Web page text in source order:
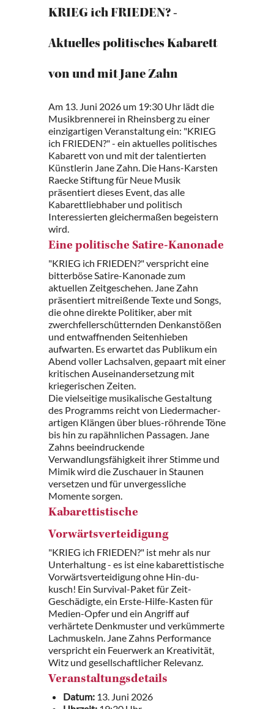
KRIEG ich FRIEDEN? -
Aktuelles politisches Kabarett
von und mit Jane Zahn
Am 13. Juni 2026 um 19:30 Uhr lädt die
Musikbrennerei in Rheinsberg zu einer
einzigartigen Veranstaltung ein: "KRIEG
ich FRIEDEN?" - ein aktuelles politisches
Kabarett von und mit der talentierten
Künstlerin Jane Zahn. Die Hans-Karsten
Raecke Stiftung für Neue Musik
präsentiert dieses Event, das alle
Kabarettliebhaber und politisch
Interessierten gleichermaßen begeistern
wird.
Eine politische Satire-Kanonade
"KRIEG ich FRIEDEN?" verspricht eine
bitterböse Satire-Kanonade zum
aktuellen Zeitgeschehen. Jane Zahn
präsentiert mitreißende Texte und Songs,
die ohne direkte Politiker, aber mit
zwerchfellerschütternden Denkanstößen
und entwaffnenden Seitenhieben
aufwarten. Es erwartet das Publikum ein
Abend voller Lachsalven, gepaart mit einer
kritischen Auseinandersetzung mit
kriegerischen Zeiten.
Die vielseitige musikalische Gestaltung
des Programms reicht von Liedermacher-
artigen Klängen über blues-röhrende Töne
bis hin zu rapähnlichen Passagen. Jane
Zahns beeindruckende
Verwandlungsfähigkeit ihrer Stimme und
Mimik wird die Zuschauer in Staunen
versetzen und für unvergessliche
Momente sorgen.
Kabarettistische
Vorwärtsverteidigung
"KRIEG ich FRIEDEN?" ist mehr als nur
Unterhaltung - es ist eine kabarettistische
Vorwärtsverteidigung ohne Hin-du-
kusch! Ein Survival-Paket für Zeit-
Geschädigte, ein Erste-Hilfe-Kasten für
Medien-Opfer und ein Angriff auf
verhärtete Denkmuster und verkümmerte
Lachmuskeln. Jane Zahns Performance
verspricht ein Feuerwerk an Kreativität,
Witz und gesellschaftlicher Relevanz.
Veranstaltungsdetails
Datum: 13. Juni 2026